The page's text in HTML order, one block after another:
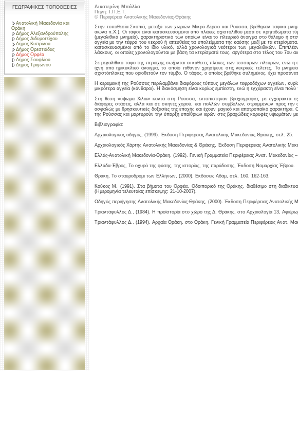
ΓΕΩΓΡΑΦΙΚΕΣ ΤΟΠΟΘΕΣΙΕΣ
Ανατολική Μακεδονία και
Θράκη
Δήμος Αλεξανδρούπολης
Δήμος Διδυμοτείχου
Δήμος Κυπρίνου
Δήμος Ορεστιάδας
Δήμος Ορφέα
Δήμος Σουφλίου
Δήμος Τριγώνου
Αικατερίνη Μπάλλα
Πηγή: Ι.Π.Ε.Τ.
© Περιφέρεια Ανατολικής Μακεδονίας-Θράκης
Στην τοποθεσία Σκοπιά, μεταξύ των χωριών Μικρό Δέρειο και Ρούσσα, βρέθηκαν ταφικά
αιώνα π.Χ.). Οι τάφοι είναι κατασκευασμένοι από πλάκες σχιστόλιθου μέσα σε κρηπιδώματα
(μεγαλιθικά μνημεία), χαρακτηριστικό των οποίων είναι το πλευρικό άνοιγμα στο θάλαμο
αγγεία με την τέφρα του νεκρού ή απευθείας τα υπολείμματα της καύσης μαζί με τα
κατασκευασμένοι από το ίδιο υλικό, αλλά χρονολογικά νεότεροι των μεγαλιθικών.
λάκκους, οι οποίες χρονολογούνται με βάση τα κτερίσματά τους, αργότερα στο τέλος του 7ου
Σε μεγαλιθικό τάφο της περιοχής σώζονται οι κάθετες πλάκες των τεσσάρων πλευρών, ενώ η
ίχνη από ημικυκλικό άνοιγμα, το οποίο πιθανόν χρησίμευε στις νεκρικές τελετές. Το
σχιστόπλακες που οριοθετούν τον τύμβο. Ο τάφος, ο οποίος βρέθηκε συλημένος, έχει
Η κεραμεική της Ρούσσας περιλαμβάνει διαφόρους τύπους μεγάλων τεφροδόχων αγγείων,
μικρότερα αγγεία (κάνθαροι). Η διακόσμηση είναι κυρίως εμπίεστη, ενώ η εγχάρακτη είναι πολύ
Στη θέση «ύψωμα Χίλια» κοντά στη Ρούσσα, εντοπίστηκαν βραχογραφίες με
διάφορες στάσεις, αλλά και σε σκηνές χορού, και πολλών συμβόλων, στραμμένων προς την
ασφαλώς με θρησκευτικές δοξασίες της εποχής και έχουν μαγικό και αποτροπαϊκό χαρακτήρα.
της Ρούσσας και μαρτυρούν την ύπαρξη υπαίθριων ιερών στις βραχώδεις κορυφές υψωμάτων
Βιβλιογραφία:
Αρχαιολογικός οδηγός, (1999). Έκδοση Περιφέρειας Ανατολικής Μακεδονίας-Θράκης, σελ. 25.
Αρχαιολογικός Χάρτης Ανατολικής Μακεδονίας & Θράκης, Έκδοση Περιφέρειας Ανατολικής
Ελλάς-Ανατολική Μακεδονία-Θράκη, (1992). Γενική Γραμματεία Περιφέρειας Ανατ. Μακεδονίας
Ελλάδα-Έβρος, Το οχυρό της φύσης, της ιστορίας, της παράδοσης, Έκδοση Νομαρχίας Έβρου.
Θράκη, Το σταυροδρόμι των Ελλήνων, (2000). Εκδόσεις Αδάμ, σελ. 160, 162-163.
Κούκος Μ. (1991). Στα βήματα του Ορφέα, Οδοιπορικό της Θράκης, διαθέσιμο στη
(Ημερομηνία τελευταίας επίσκεψης: 21-10-2007).
Οδηγός περιήγησης Ανατολικής Μακεδονίας-Θράκης, (2000). Έκδοση Περιφέρειας Ανατολικής
Τριαντάφυλλος Δ., (1984). Η προϊστορία στο χώρο της Δ. Θράκης, στο Αρχαιολογία 13,
Τριαντάφυλλος Δ., (1994). Αρχαία Θράκη, στο Θράκη, Γενική Γραμματεία Περιφέρειας Ανατ.